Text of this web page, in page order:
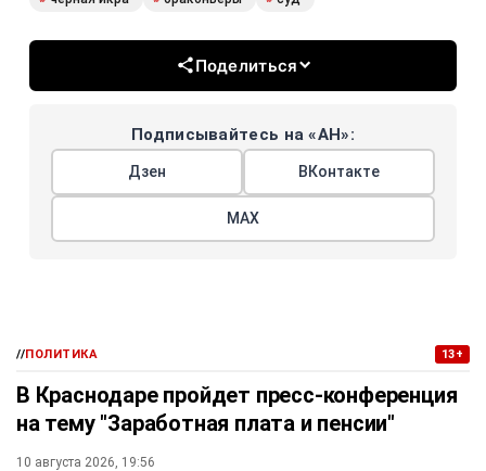
Поделиться
Подписывайтесь на «АН»:
Дзен ВКонтакте
МАХ
//ПОЛИТИКА 13+
В Краснодаре пройдет пресс-конференция
на тему "Заработная плата и пенсии"
10 августа 2026, 19:56